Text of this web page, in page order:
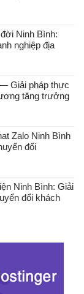
Ninh Bình:
nghiệp địa
Giải pháp thực
tăng trưởng
Zalo Ninh Bình
đổi
Ninh Bình: Giải
đổi khách